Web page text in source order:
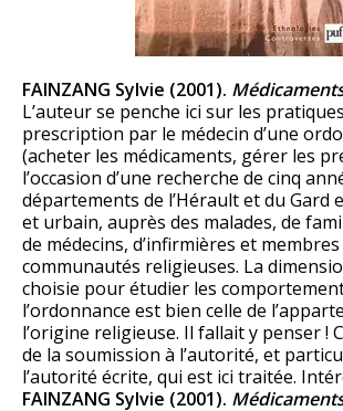
FAINZANG Sylvie (2001).
L’auteur se penche ici sur les
prescription par le médecin d’une
(acheter les médicaments, gérer les
l’occasion d’une recherche de cinq
départements de l’Hérault et du Gard
et urbain, auprès des malades, de
de médecins, d’infirmières et membres
communautés religieuses. La
choisie pour étudier les
l’ordonnance est bien celle de
l’origine religieuse. Il fallait y penser !
de la soumission à l’autorité, et
l’autorité écrite, qui est ici traitée.
FAINZANG Sylvie (2001).